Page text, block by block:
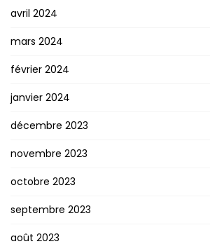
avril 2024
mars 2024
février 2024
janvier 2024
décembre 2023
novembre 2023
octobre 2023
septembre 2023
août 2023